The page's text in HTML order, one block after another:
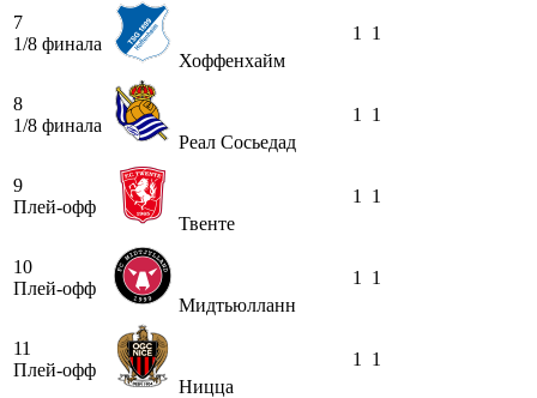
7
1/8 финала
Хоффенхайм
1 1
8
1/8 финала
Реал Сосьедад
1 1
9
Плей-офф
Твенте
1 1
10
Плей-офф
Мидтьюлланн
1 1
11
Плей-офф
Ницца
1 1